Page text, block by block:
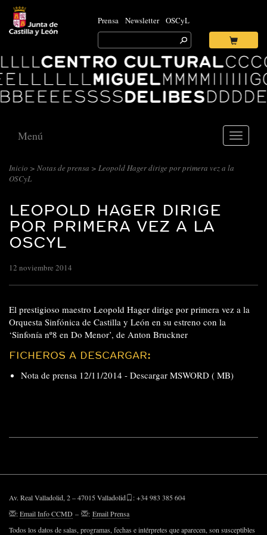
Prensa Newsletter OSCyL
Search
for:
Ok
Centro
Cultural
Miguel
Delibes
Toggle
Menú
Inicio > Notas de prensa > Leopold Hager dirige por primera vez a la
OSCyL
LEOPOLD HAGER DIRIGE
POR PRIMERA VEZ A LA
OSCYL
12 noviembre 2014
El prestigioso maestro Leopold Hager dirige por primera vez a la
Orquesta Sinfónica de Castilla y León en su estreno con la
‘Sinfonía nº8 en Do Menor’, de Anton Bruckner
FICHEROS A DESCARGAR:
Nota de prensa 12/11/2014 - Descargar MSWORD ( MB)
Av. Real Valladolid, 2 – 47015 Valladolid
: +34 983 385 604
:Email Info CCMD – : Email Prensa
Todos los datos de salas, programas, fechas e intérpretes que aparecen, son susceptibles